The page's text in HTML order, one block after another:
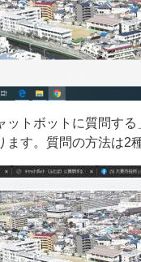
ットボットに質問す
す。質問の方法は2